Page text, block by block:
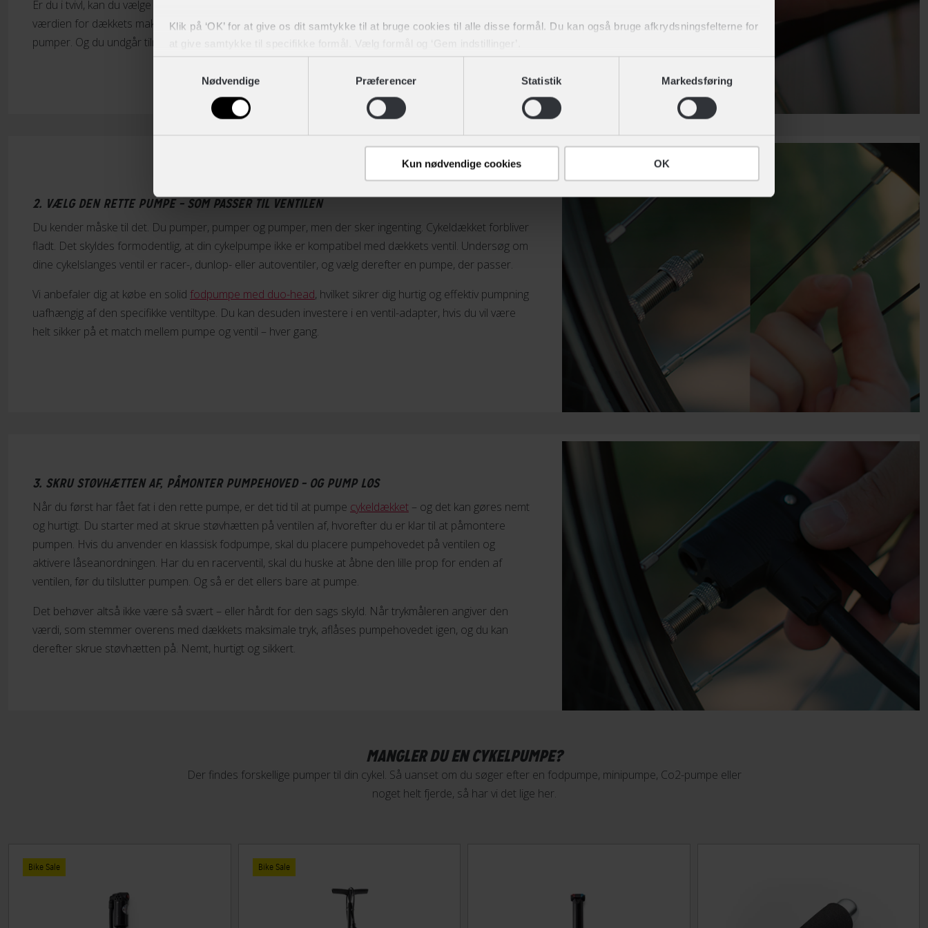
Klik på ‘OK’ for at give os dit samtykke til at bruge cookies til alle disse formål. Du kan også bruge afkrydsningsfelterne for
at give samtykke til specifikke formål. Vælg formål og ‘Gem indstillinger’.
Du kan til enhver tid trække dit samtykke tilbage eller ændre det ved at klikke på linket "Brug af cookies" nederst på siden.
Nødvendige
Præferencer Statistik Markedsføring
Kun nødvendige cookies OK
Er du i tvivl, kan du vælge den sikre løsning – en
værdien for dækkets maksimale tryk, kan du nemt og hurtigt aflæse dækkets tryk på måleren, mens du
pumper. Og du undgår tilmed at få beskidte fingre.
2. VÆLG DEN RETTE PUMPE – SOM PASSER TIL VENTILEN
Du kender måske til det. Du pumper, pumper og pumper, men der sker ingenting. Cykeldækket forbliver
fladt. Det skyldes formodentlig, at din cykelpumpe ikke er kompatibel med dækkets ventil. Undersøg om
dine cykelslanges ventil er racer-, dunlop- eller autoventiler, og vælg derefter en pumpe, der passer.
Vi anbefaler dig at købe en solid fodpumpe med duo-head, hvilket sikrer dig hurtig og effektiv pumpning
uafhængig af den specifikke ventiltype. Du kan desuden investere i en ventil-adapter, hvis du vil være
helt sikker på et match mellem pumpe og ventil – hver gang.
3. SKRU STØVHÆTTEN AF, PÅMONTER PUMPEHOVED – OG PUMP LØS
Når du først har fået fat i den rette pumpe, er det tid til at pumpe cykeldækket – og det kan gøres nemt
og hurtigt. Du starter med at skrue støvhætten på ventilen af, hvorefter du er klar til at påmontere
pumpen. Hvis du anvender en klassisk fodpumpe, skal du placere pumpehovedet på ventilen og
aktivere låseanordningen. Har du en racerventil, skal du huske at åbne den lille prop for enden af
ventilen, før du tilslutter pumpen. Og så er det ellers bare at pumpe.
Det behøver altså ikke være så svært – eller hårdt for den sags skyld. Når trykmåleren angiver den
værdi, som stemmer overens med dækkets maksimale tryk, aflåses pumpehovedet igen, og du kan
derefter skrue støvhætten på. Nemt, hurtigt og sikkert.
MANGLER DU EN CYKELPUMPE?
Der findes forskellige pumper til din cykel. Så uanset om du søger efter en fodpumpe, minipumpe, Co2-pumpe eller
noget helt fjerde, så har vi det lige her.
Bike Sale Bike Sale